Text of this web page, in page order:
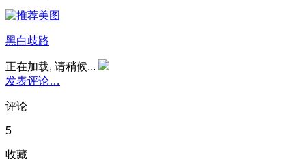
黑白歧路
正在加载, 请稍候...
发表评论…
评论
5
收藏